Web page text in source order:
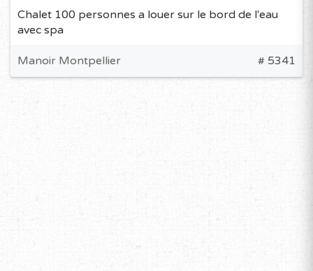
Chalet 100 personnes a louer sur le bord de l'eau
avec spa
Manoir Montpellier # 5341